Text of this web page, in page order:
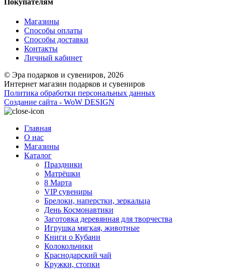
Покупателям
Магазины
Способы оплаты
Способы доставки
Контакты
Личный кабинет
© Эра подарков и сувениров, 2026
Интернет магазин подарков и сувениров
Политика обработки персональных данных
Создание сайта - WoW DESIGN
Главная
О нас
Магазины
Каталог
Праздники
Матрёшки
8 Марта
VIP сувениры
Брелоки, наперстки, зеркальца
День Космонавтики
Заготовка деревянная для творчества
Игрушка мягкая, животные
Книги о Кубани
Колокольчики
Краснодарский чай
Кружки, стопки